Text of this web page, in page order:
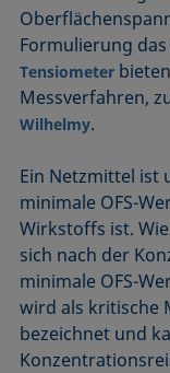
Formulierung
Tensiometer
Messverfahren,
Wilhelmy.
Ein Netzmittel ist
minimale OFS-
Wirkstoffs ist.
sich nach der
minimale OFS-
wird als kritische
bezeichnet und